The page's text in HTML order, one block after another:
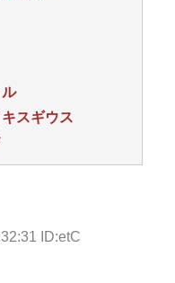
スギウス
ID:etC